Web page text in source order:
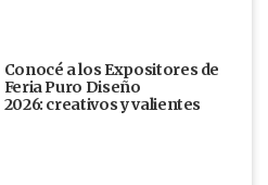
Conocé a los Expositores de
Feria Puro Diseño
2026: creativos y valientes